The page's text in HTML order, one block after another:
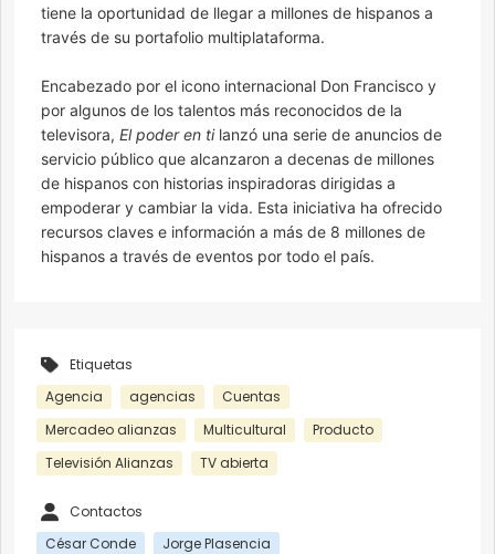
tiene la oportunidad de llegar a millones de hispanos a
través de su portafolio multiplataforma.
Encabezado por el icono internacional Don Francisco y
por algunos de los talentos más reconocidos de la
televisora, El poder en ti lanzó una serie de anuncios de
servicio público que alcanzaron a decenas de millones
de hispanos con historias inspiradoras dirigidas a
empoderar y cambiar la vida. Esta iniciativa ha ofrecido
recursos claves e información a más de 8 millones de
hispanos a través de eventos por todo el país.
Etiquetas
Agencia
agencias
Cuentas
Mercadeo alianzas
Multicultural
Producto
Televisión Alianzas
TV abierta
Contactos
César Conde
Jorge Plasencia